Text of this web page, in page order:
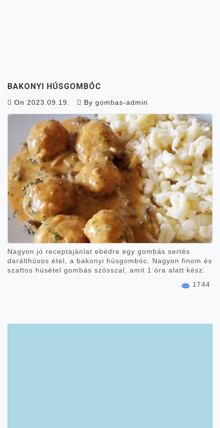
BAKONYI HÚSGOMBÓC
On 2023.09.19. By gombas-admin
Nagyon jó receptajánlat ebédre egy gombás sertés
darálthúsos étel, a bakonyi húsgombóc. Nagyon finom és
szaftos húsétel gombás szósszal, amit 1 óra alatt kész.
1744